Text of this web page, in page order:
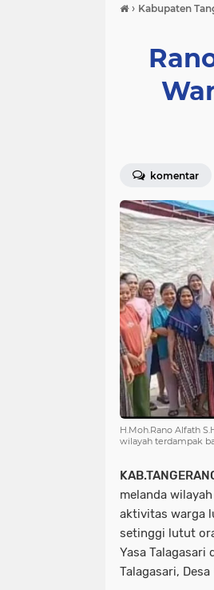
› Kabupaten
komentar
H.Moh.Rano Alfath
wilayah terdampak
melanda
aktivitas warga
setinggi lutut
Yasa Talagasari
Talagasari,